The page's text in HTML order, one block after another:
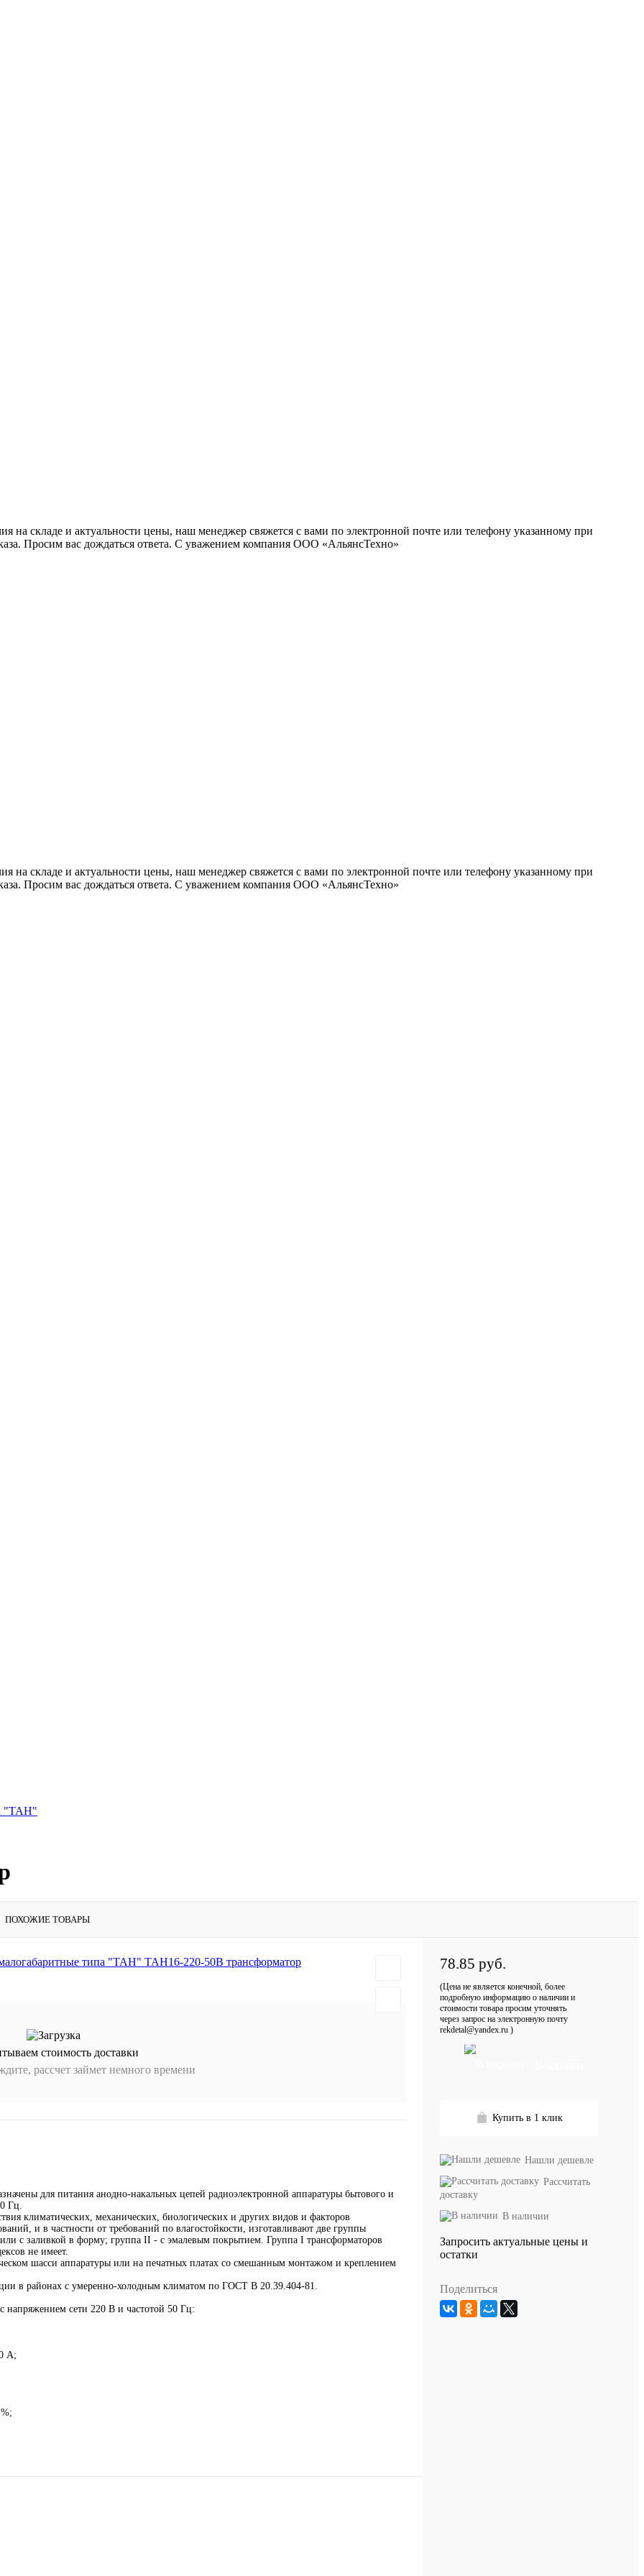
на складе и актуальности цены, наш менеджер свяжется с вами по электронной почте или телефону указанному при
Просим вас дождаться ответа. С уважением компания ООО «АльянсТехно»
на складе и актуальности цены, наш менеджер свяжется с вами по электронной почте или телефону указанному при
Просим вас дождаться ответа. С уважением компания ООО «АльянсТехно»
"ТАН"
ПОХОЖИЕ ТОВАРЫ
стоимость доставки
рассчет займет немного времени
для питания анодно-накальных цепей радиоэлектронной аппаратуры бытового и
Гц.
климатических, механических, биологических и других видов и факторов
и в частности от требований по влагостойкости, изготавливают две группы
с заливкой в форму; группа II - с эмалевым покрытием. Группа I трансформаторов
не имеет.
шасси аппаратуры или на печатных платах со смешанным монтажом и креплением
в районах с умеренно-холодным климатом по ГОСТ В 20.39.404-81.
напряжением сети 220 В и частотой 50 Гц:
А;
78.85 руб.
(Цена не является конечной, более
подробную информацию о наличии и
стоимости товара просим уточнять
через запрос на электронную почту
rekdetal@yandex.ru )
Купить в 1 клик
Нашли дешевле
Рассчитать
доставку
В наличии
Запросить актуальные цены и
остатки
Поделиться